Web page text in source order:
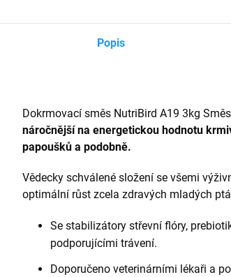
800g
Popis
Dokrmovací směs NutriBird A19 3kg
náročnější na energetickou hodnotu
papoušků a podobně.
Vědecky schválené složení se všemi
optimální růst zcela zdravých mladých
Se stabilizátory střevní flóry,
podporujícími trávení.
Doporučeno veterinárními lékaři a